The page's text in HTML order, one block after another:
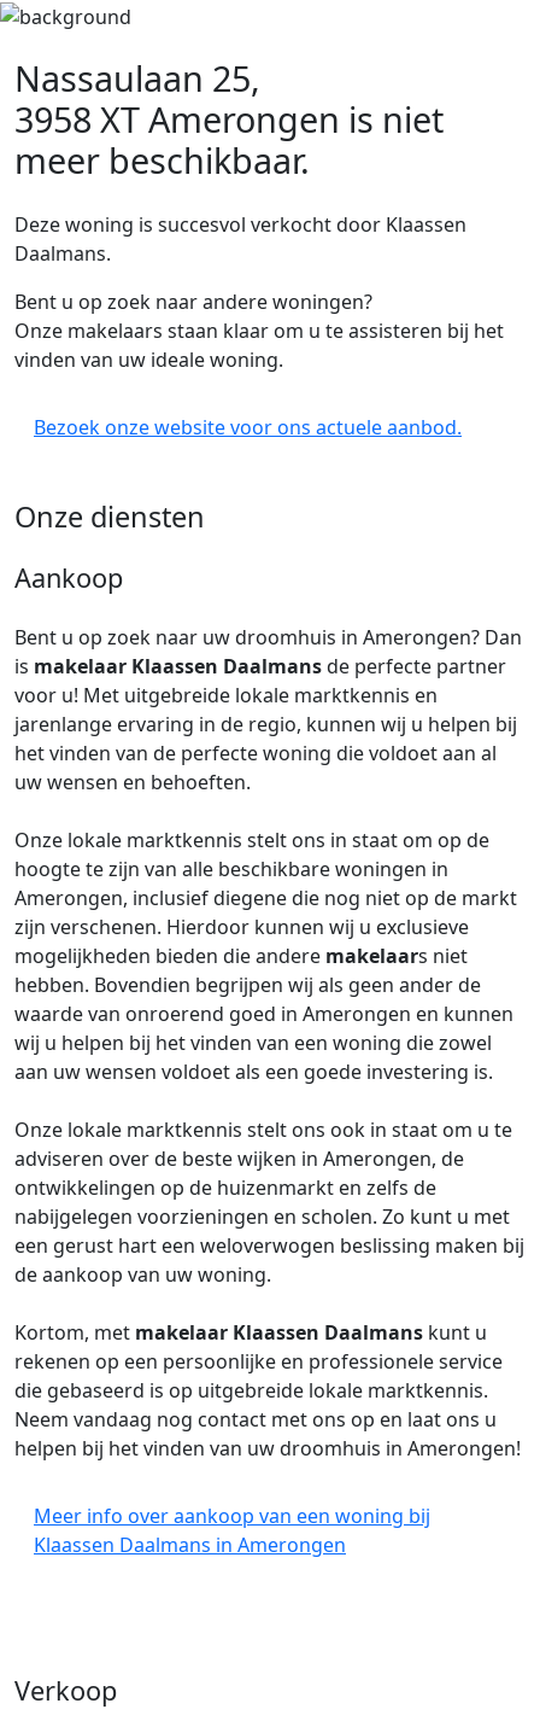
Nassaulaan 25,
3958 XT Amerongen is niet
meer beschikbaar.
Deze woning is succesvol verkocht door Klaassen
Daalmans.
Bent u op zoek naar andere woningen?
Onze makelaars staan klaar om u te assisteren bij het
vinden van uw ideale woning.
Bezoek onze website voor ons actuele aanbod.
Onze diensten
Aankoop
Bent u op zoek naar uw droomhuis in Amerongen? Dan
is makelaar Klaassen Daalmansde perfecte partner
voor u! Met uitgebreide lokale marktkennis en
jarenlange ervaring in de regio, kunnen wij u helpen bij
het vinden van de perfecte woning die voldoet aan al
uw wensen en behoeften.
Onze lokale marktkennis stelt ons in staat om op de
hoogte te zijn van alle beschikbare woningen in
Amerongen, inclusief diegene die nog niet op de markt
zijn verschenen. Hierdoor kunnen wij u exclusieve
mogelijkheden bieden die andere makelaars niet
hebben. Bovendien begrijpen wij als geen ander de
waarde van onroerend goed in Amerongen en kunnen
wij u helpen bij het vinden van een woning die zowel
aan uw wensen voldoet als een goede investering is.
Onze lokale marktkennis stelt ons ook in staat om u te
adviseren over de beste wijken in Amerongen, de
ontwikkelingen op de huizenmarkt en zelfs de
nabijgelegen voorzieningen en scholen. Zo kunt u met
een gerust hart een weloverwogen beslissing maken bij
de aankoop van uw woning.
Kortom, met makelaar Klaassen Daalmans kunt u
rekenen op een persoonlijke en professionele service
die gebaseerd is op uitgebreide lokale marktkennis.
Neem vandaag nog contact met ons op en laat ons u
helpen bij het vinden van uw droomhuis in Amerongen!
Meer info over aankoop van een woning bij
Klaassen Daalmans in Amerongen
Verkoop